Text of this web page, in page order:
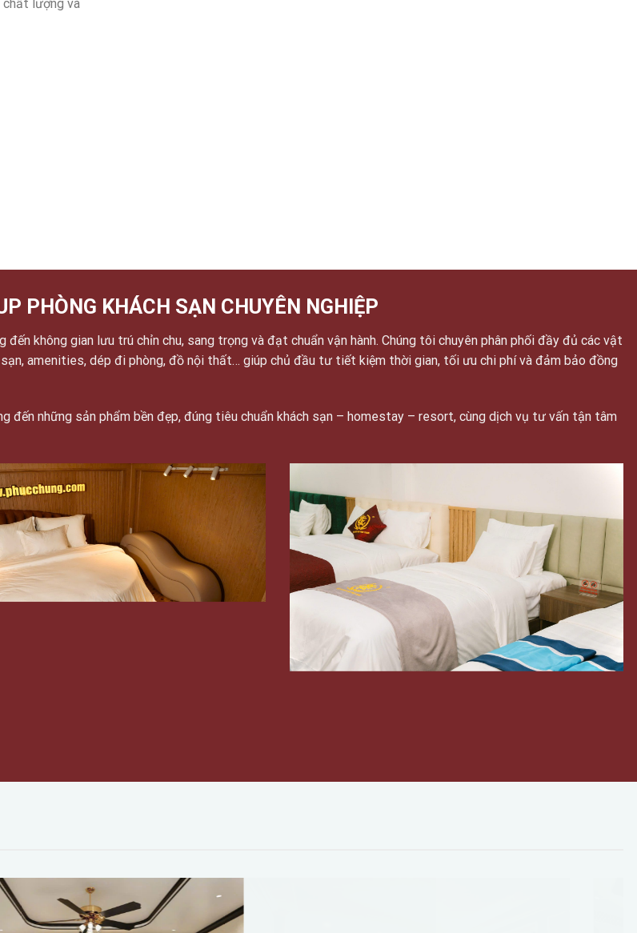
chất lượng và
PHÒNG KHÁCH SẠN CHUYÊN NGHIỆP
không gian lưu trú chỉn chu, sang trọng và đạt chuẩn vận hành. Chúng tôi chuyên phân phối đầy đủ các vật
amenities, dép đi phòng, đồ nội thất… giúp chủ đầu tư tiết kiệm thời gian, tối ưu chi phí và đảm bảo đồng
đến những sản phẩm bền đẹp, đúng tiêu chuẩn khách sạn – homestay – resort, cùng dịch vụ tư vấn tận tâm